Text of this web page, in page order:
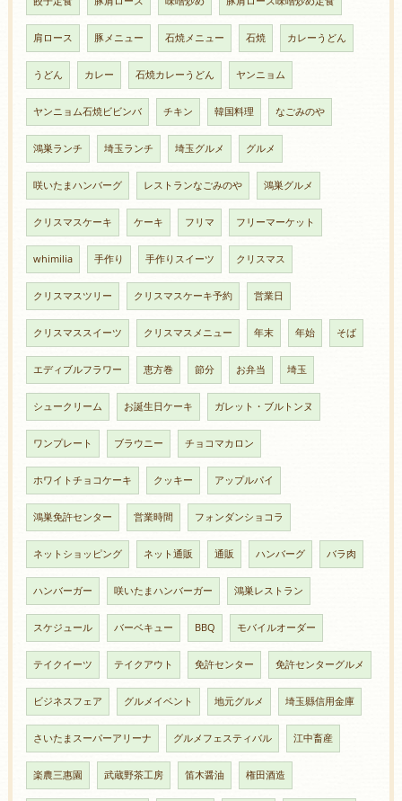
肩ロース 豚メニュー 石焼メニュー 石焼 カレーうどん
うどん カレー 石焼カレーうどん ヤンニョム
ヤンニョム石焼ビビンバ チキン 韓国料理 なごみのや
鴻巣ランチ 埼玉ランチ 埼玉グルメ グルメ
咲いたまハンバーグ レストランなごみのや 鴻巣グルメ
クリスマスケーキ ケーキ フリマ フリーマーケット
whimilia 手作り 手作りスイーツ クリスマス
クリスマスツリー クリスマスケーキ予約 営業日
クリスマススイーツ クリスマスメニュー 年末 年始 そば
エディブルフラワー 恵方巻 節分 お弁当 埼玉
シュークリーム お誕生日ケーキ ガレット・ブルトンヌ
ワンプレート ブラウニー チョコマカロン
ホワイトチョコケーキ クッキー アップルパイ
鴻巣免許センター 営業時間 フォンダンショコラ
ネットショッピング ネット通販 通販 ハンバーグ バラ肉
ハンバーガー 咲いたまハンバーガー 鴻巣レストラン
スケジュール バーベキュー BBQ モバイルオーダー
テイクイーツ テイクアウト 免許センター 免許センターグルメ
ビジネスフェア グルメイベント 地元グルメ 埼玉縣信用金庫
さいたまスーパーアリーナ グルメフェスティバル 江中畜産
楽農三惠園 武蔵野茶工房 笛木醤油 権田酒造